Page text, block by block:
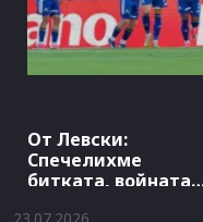
От Левски:
Спечелихме
битката, войната